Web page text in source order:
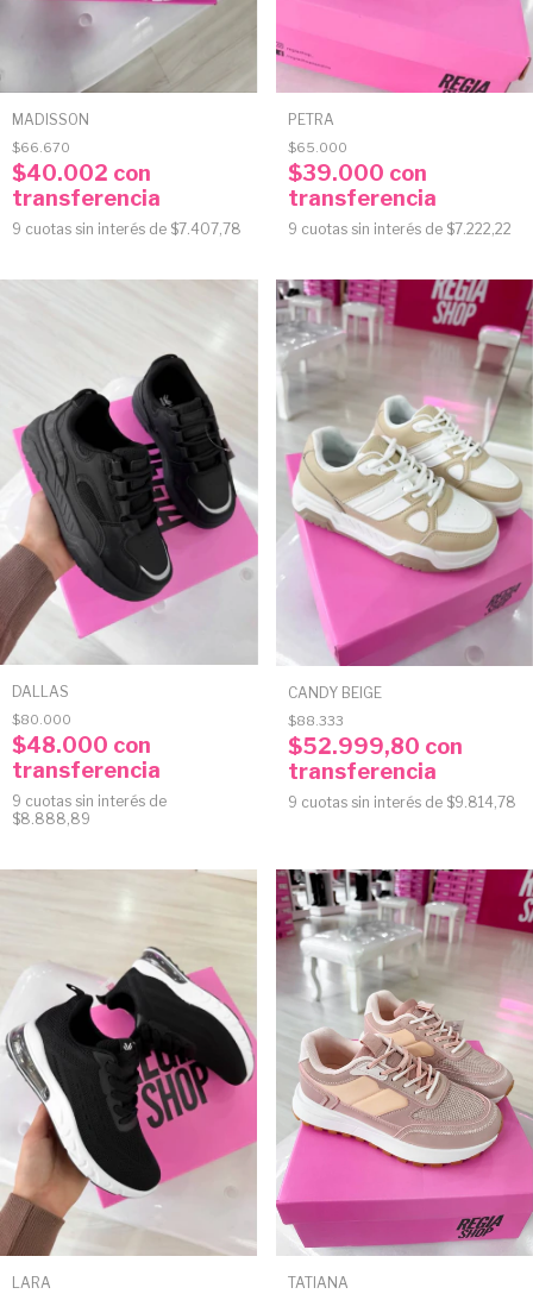
MADISSON
$66.670
$40.002 con
transferencia
9 cuotas sin interés de $7.407,78
PETRA
$65.000
$39.000 con
transferencia
9 cuotas sin interés de $7.222,22
DALLAS
$80.000
$48.000 con
transferencia
9 cuotas sin interés de
$8.888,89
CANDY BEIGE
$88.333
$52.999,80 con
transferencia
9 cuotas sin interés de $9.814,78
LARA TATIANA